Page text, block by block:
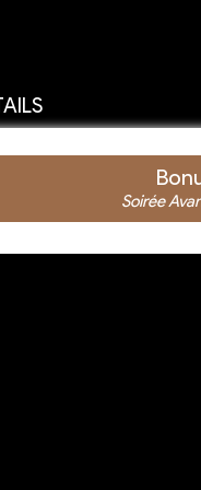
Soirée